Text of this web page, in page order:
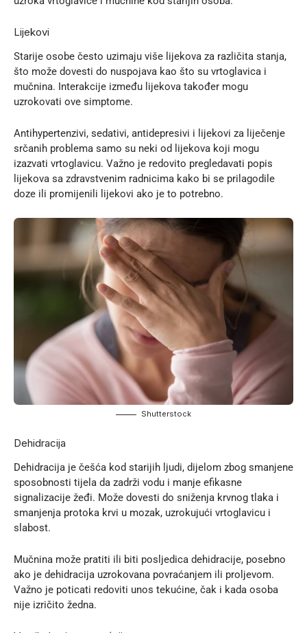
Lijekovi
Starije osobe često uzimaju više lijekova za različita stanja,
što može dovesti do nuspojava kao što su vrtoglavica i
mučnina. Interakcije između lijekova također mogu
uzrokovati ove simptome.
Antihypertenzivi, sedativi, antidepresivi i lijekovi za liječenje
srčanih problema samo su neki od lijekova koji mogu
izazvati vrtoglavicu. Važno je redovito pregledavati popis
lijekova sa zdravstvenim radnicima kako bi se prilagodile
doze ili promijenili lijekovi ako je to potrebno.
Shutterstock
Dehidracija
Dehidracija je češća kod starijih ljudi, dijelom zbog smanjene
sposobnosti tijela da zadrži vodu i manje efikasne
signalizacije žeđi. Može dovesti do sniženja krvnog tlaka i
smanjenja protoka krvi u mozak, uzrokujući vrtoglavicu i
slabost.
Mučnina može pratiti ili biti posljedica dehidracije, posebno
ako je dehidracija uzrokovana povraćanjem ili proljevom.
Važno je poticati redoviti unos tekućine, čak i kada osoba
nije izričito žedna.